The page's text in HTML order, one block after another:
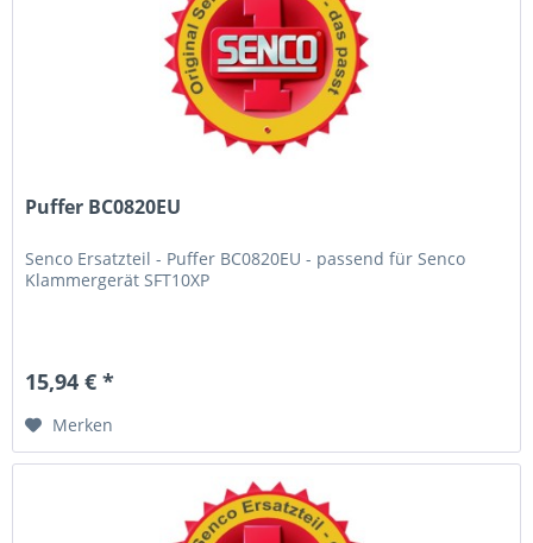
Puffer BC0820EU
Senco Ersatzteil - Puffer BC0820EU - passend für Senco
Klammergerät SFT10XP
15,94 € *
Merken